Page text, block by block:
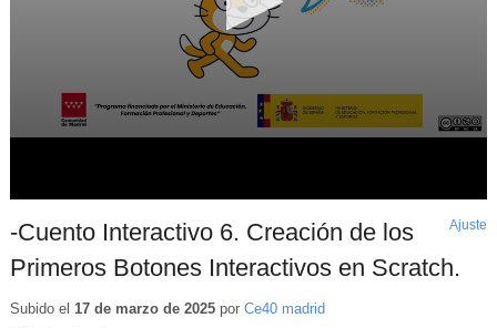
-Cuento Interactivo 6. Creación de los
Primeros Botones Interactivos en Scratch.
Ajuste
Subido el 17 de marzo de 2025por Ce40 madrid